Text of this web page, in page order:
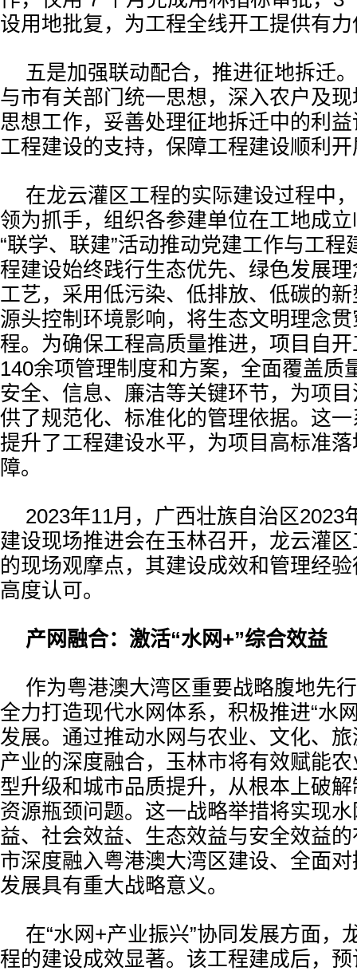
设用地批复，为工程全线开工提供有
五是加强联动配合，推进征地拆迁
与市有关部门统一思想，深入农户及
思想工作，妥善处理征地拆迁中的利
工程建设的支持，保障工程建设顺利
在龙云灌区工程的实际建设过程中
领为抓手，组织各参建单位在工地成
“联学、联建”活动推动党建工作与工程
程建设始终践行生态优先、绿色发展
工艺，采用低污染、低排放、低碳的
源头控制环境影响，将生态文明理念
程。为确保工程高质量推进，项目自
140余项管理制度和方案，全面覆盖质
安全、信息、廉洁等关键环节，为项
供了规范化、标准化的管理依据。这
提升了工程建设水平，为项目高标准
障。
2023年11月，广西壮族自治区2023
建设现场推进会在玉林召开，龙云灌
的现场观摩点，其建设成效和管理经
高度认可。
产网融合：激活“水网+”综合效益
作为粤港澳大湾区重要战略腹地先
全力打造现代水网体系，积极推进“水
发展。通过推动水网与农业、文化、
产业的深度融合，玉林市将有效赋能
型升级和城市品质提升，从根本上破
资源瓶颈问题。这一战略举措将实现
益、社会效益、生态效益与安全效益
市深度融入粤港澳大湾区建设、全面
发展具有重大战略意义。
在“水网+产业振兴”协同发展方面，
程的建设成效显著。该工程建成后，